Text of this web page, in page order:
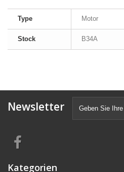
Type Motor
Stock B34A
Newsletter
Kategorien